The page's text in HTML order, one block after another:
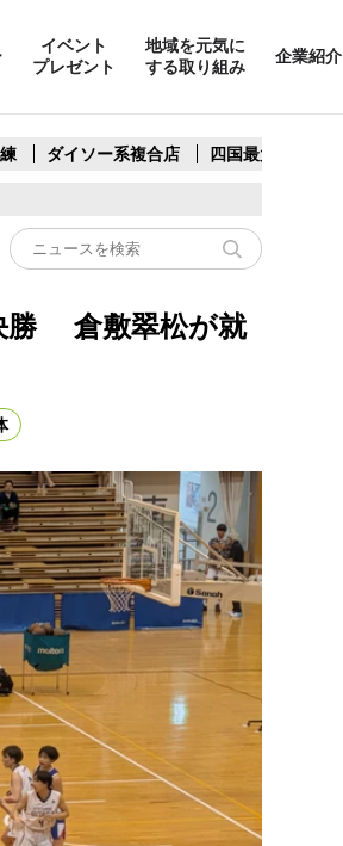
イベント
プレゼント
地域を元気に
する取り組み
企業紹介
ダイソー系複合店 四国最大スリコ
勝 倉敷翠松が就